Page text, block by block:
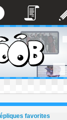
favorites